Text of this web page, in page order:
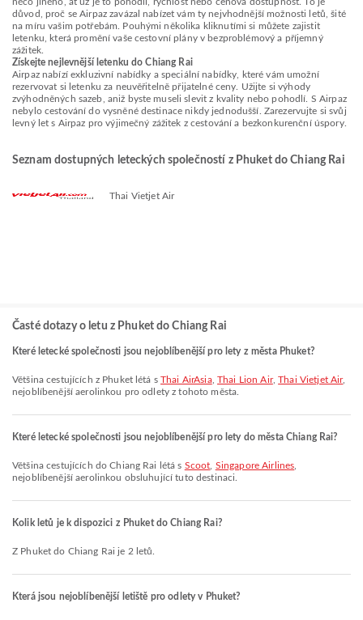
důvod, proč se Airpaz zavázal nabízet vám ty nejvhodnější možnosti letů, šité
na míru vašim potřebám. Pouhými několika kliknutími si můžete zajistit
letenku, která promění vaše cestovní plány v bezproblémový a příjemný
zážitek.
Získejte nejlevnější letenku do Chiang Rai
Airpaz nabízí exkluzivní nabídky a speciální nabídky, které vám umožní
rezervovat si letenku za neuvěřitelně přijatelné ceny. Užijte si výhody
zvýhodněných sazeb, aniž byste museli slevit z kvality nebo pohodlí. S Airpaz
nebylo cestování do vysněné destinace nikdy jednodušší. Zarezervujte si svůj
levný let s Airpaz pro výjimečný zážitek z cestování a bezkonkurenční úspory.
Seznam dostupných leteckých společností z Phuket do Chiang Rai
Thai Vietjet Air
Časté dotazy o letu z Phuket do Chiang Rai
Které letecké společnosti jsou nejoblíbenější pro lety z města Phuket?
Většina cestujících z Phuket létá sThai AirAsia,Thai Lion Air,Thai Vietjet Air,
nejoblíbenější aerolinkou pro odlety z tohoto města.
Které letecké společnosti jsou nejoblíbenější pro lety do města Chiang Rai?
Většina cestujících do Chiang Rai létá s Scoot Singapore Airlines
nejoblíbenější aerolinkou obsluhující tuto destinaci.
Kolik letů je k dispozici z Phuket do Chiang Rai?
Z Phuket do Chiang Rai je 2 letů.
Která jsou nejoblíbenější letiště pro odlety v Phuket?